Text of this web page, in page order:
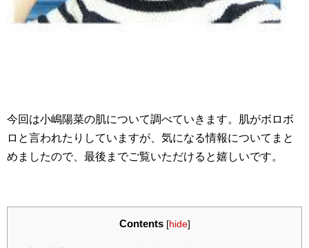
今回は小嶋陽菜の肌について調べていきます。肌がボロボ
ロと言われたりしていますが、気になる情報についてまと
めましたので、最後までご覧いただけると嬉しいです。
Contents [hide]